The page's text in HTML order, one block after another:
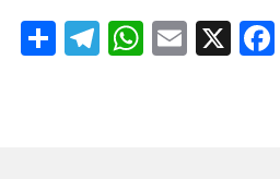
F
X
E
W
T